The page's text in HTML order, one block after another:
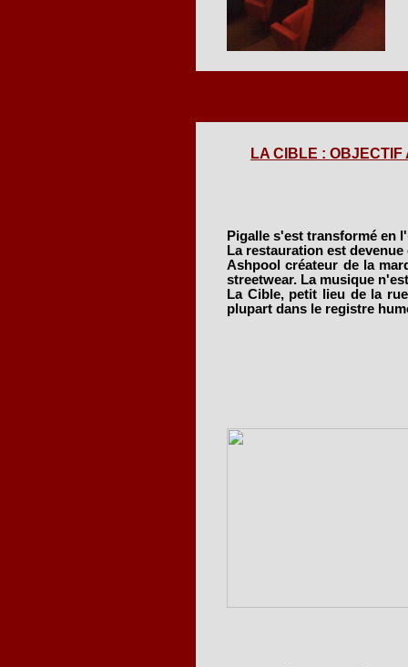
LA CIBLE :
Pigalle s'est transformé en
La restauration est
Ashpool créateur de la
streetwear. La musique
La Cible, petit lieu de la
plupart dans le registre